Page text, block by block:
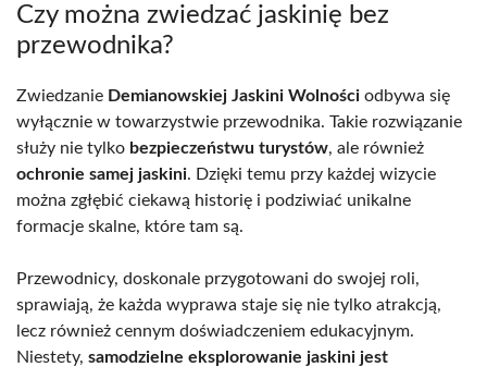
Czy można zwiedzać jaskinię bez
przewodnika?
Zwiedzanie Demianowskiej Jaskini Wolności odbywa się
wyłącznie w towarzystwie przewodnika. Takie rozwiązanie
służy nie tylko bezpieczeństwu turystów, ale również
ochronie samej jaskini. Dzięki temu przy każdej wizycie
można zgłębić ciekawą historię i podziwiać unikalne
formacje skalne, które tam są.
Przewodnicy, doskonale przygotowani do swojej roli,
sprawiają, że każda wyprawa staje się nie tylko atrakcją,
lecz również cennym doświadczeniem edukacyjnym.
Niestety, samodzielne eksplorowanie jaskini jest